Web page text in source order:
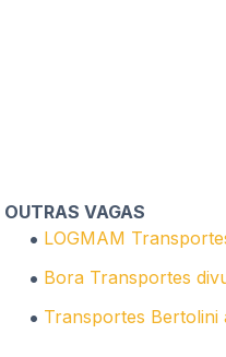
OUTRAS VAGAS
LOGMAM
Bora Transportes
Transportes Bertolini